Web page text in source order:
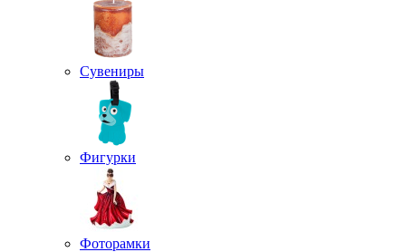
Сувениры
Фигурки
Фоторамки